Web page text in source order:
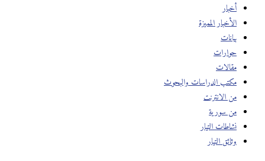
أخبار
الأخبار المميزة
بيانات
حوارات
مقالات
مكتب الدراسات والبحوث
من الانترنت
من سورية
نشاطات التيار
وثائق التيار